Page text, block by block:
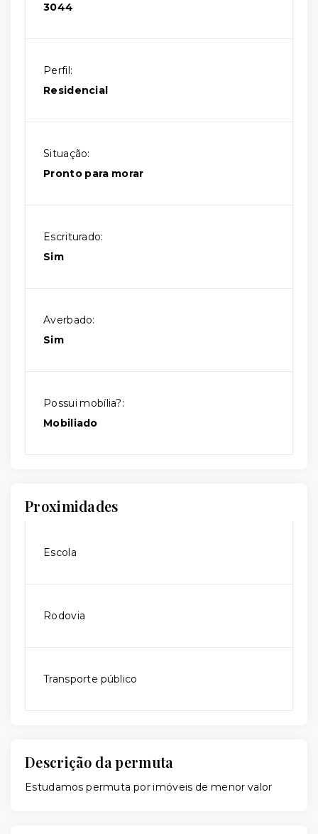
3044
Perfil:
Residencial
Situação:
Pronto para morar
Escriturado:
Sim
Averbado:
Sim
Possui mobília?:
Mobiliado
Proximidades
Escola
Rodovia
Transporte público
Descrição da permuta
Estudamos permuta por imóveis de menor valor